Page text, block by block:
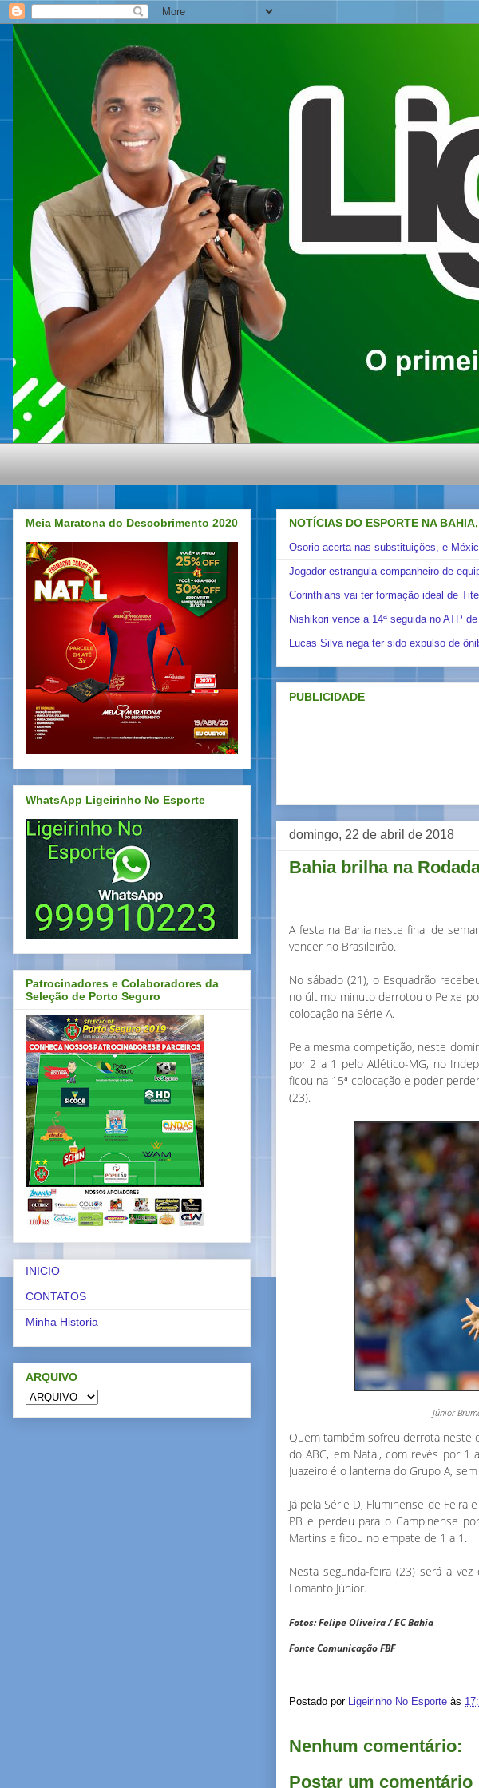
NOTÍCIAS DO ESPORTE NA
Osorio acerta nas substituições, e
Jogador estrangula companheiro de
Corinthians vai ter formação ideal de
Nishikori vence a 14ª seguida no ATP
Lucas Silva nega ter sido expulso de
PUBLICIDADE
domingo, 22 de abril de 2018
Bahia brilha na
A festa na Bahia neste final de
vencer no Brasileirão.
No sábado (21), o Esquadrão
no último minuto derrotou o Peixe
colocação na Série A.
Pela mesma competição, neste
por 2 a 1 pelo Atlético-MG, no
ficou na 15ª colocação e poder
(23).
Júnior
Quem também sofreu derrota neste
do ABC, em Natal, com revés por 1
Juazeiro é o lanterna do Grupo A,
Já pela Série D, Fluminense de Feira
PB e perdeu para o Campinense
Martins e ficou no empate de 1 a 1.
Nesta segunda-feira (23) será a
Lomanto Júnior.
Fotos: Felipe Oliveira / EC Bahia
Fonte Comunicação FBF
Postado por Ligeirinho No Esporte às
Nenhum comentário:
Postar um comentário
Meia Maratona do Descobrimento 2020
WhatsApp Ligeirinho No Esporte
Patrocinadores e Colaboradores da
Seleção de Porto Seguro
INICIO
CONTATOS
Minha Historia
ARQUIVO